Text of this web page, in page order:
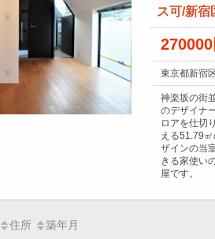
ス可/新宿
東京都新宿
神楽坂の街
のデザイナ
ロアを仕切
える51.79
ザインの当
きる家使い
屋です。
住所 築年月